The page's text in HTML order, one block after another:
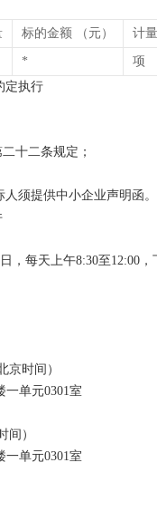
标的金额 （元） 计
*
项
定执行
十二条规定；
须提供中小企业声明函
，每天上午8:30至12:00
京时间）
单元0301室
间）
单元0301室